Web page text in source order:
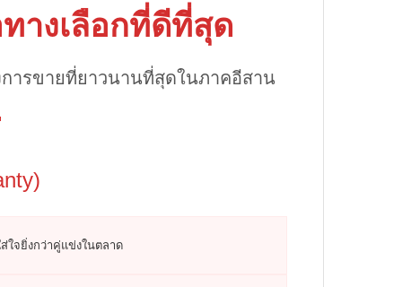
างเลือกที่ดีที่สุด
การขายที่ยาวนานที่สุดในภาคอีสาน
ใจยิ่งกว่าคู่แข่งในตลาด